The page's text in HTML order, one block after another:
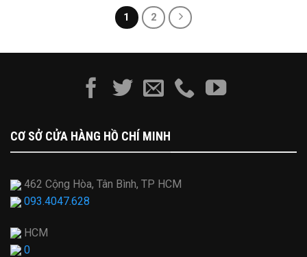
1 2
CƠ SỞ CỬA HÀNG HỒ CHÍ MINH
462 Cộng Hòa, Tân Bình, TP HCM
093.4047.628
HCM
0